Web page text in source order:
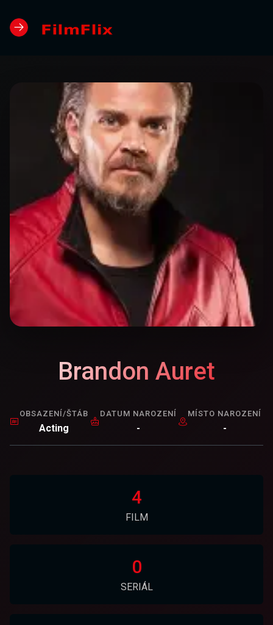
Brandon Auret
OBSAZENÍ/ŠTÁB
Acting
DATUM NAROZENÍ
-
MÍSTO NAROZENÍ
-
4
FILM
0
SERIÁL